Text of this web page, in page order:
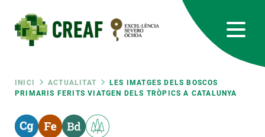
contingut
Fil
d'ariadna
INICI ACTUALITAT
LES IMATGES DELS BOSCOS
PRIMARIS FERITS VIATGEN DELS TRÒPICS A CATALUNYA
RRSS
Featured
INTRANET